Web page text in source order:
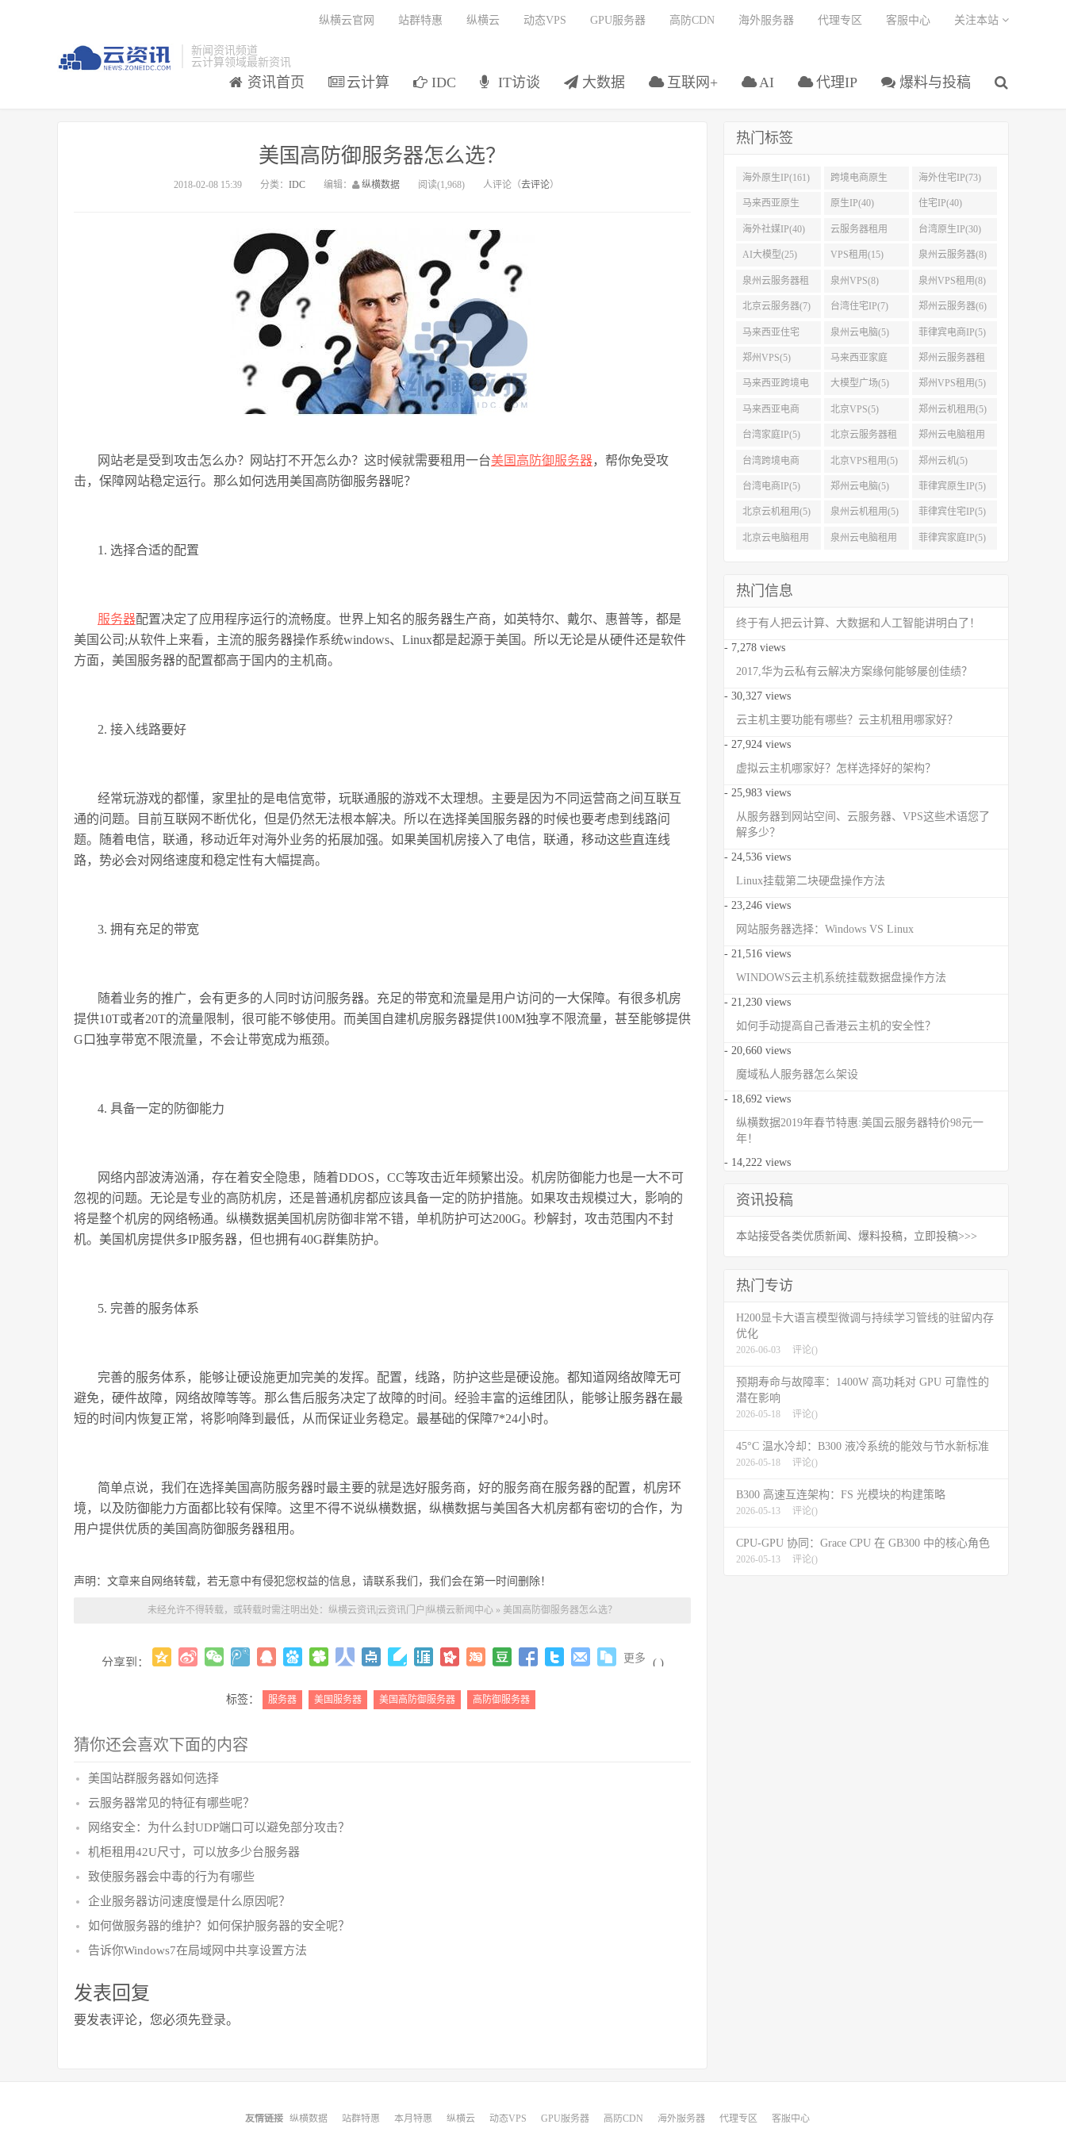
新闻资讯频道
云计算领域最新资讯
资讯首页 云计算 IDC IT访谈 大数据 互联网+ AI 代理IP 爆料与投稿
纵横云官网 站群特惠 纵横云 动态VPS GPU服务器 高防CDN 海外服务器 代理专区 客服中心 关注本站
美国高防御服务器怎么选？
2018-02-08 15:39 分类： IDC 编辑： 纵横数据 阅读(1,968) 人评论（去评论）
网站老是受到攻击怎么办？网站打不开怎么办？这时候就需要租用一台美国高防御服务器，帮你免受攻
击，保障网站稳定运行。那么如何选用美国高防御服务器呢？
1. 选择合适的配置
服务器配置决定了应用程序运行的流畅度。世界上知名的服务器生产商，如英特尔、戴尔、惠普等，都是
美国公司;从软件上来看，主流的服务器操作系统windows、Linux都是起源于美国。所以无论是从硬件还是软件
方面，美国服务器的配置都高于国内的主机商。
2. 接入线路要好
经常玩游戏的都懂，家里扯的是电信宽带，玩联通服的游戏不太理想。主要是因为不同运营商之间互联互
通的问题。目前互联网不断优化，但是仍然无法根本解决。所以在选择美国服务器的时候也要考虑到线路问
题。随着电信，联通，移动近年对海外业务的拓展加强。如果美国机房接入了电信，联通，移动这些直连线
路，势必会对网络速度和稳定性有大幅提高。
3. 拥有充足的带宽
随着业务的推广，会有更多的人同时访问服务器。充足的带宽和流量是用户访问的一大保障。有很多机房
提供10T或者20T的流量限制，很可能不够使用。而美国自建机房服务器提供100M独享不限流量，甚至能够提供
G口独享带宽不限流量，不会让带宽成为瓶颈。
4. 具备一定的防御能力
网络内部波涛汹涌，存在着安全隐患，随着DDOS，CC等攻击近年频繁出没。机房防御能力也是一大不可
忽视的问题。无论是专业的高防机房，还是普通机房都应该具备一定的防护措施。如果攻击规模过大，影响的
将是整个机房的网络畅通。纵横数据美国机房防御非常不错，单机防护可达200G。秒解封，攻击范围内不封
机。美国机房提供多IP服务器，但也拥有40G群集防护。
5. 完善的服务体系
完善的服务体系，能够让硬设施更加完美的发挥。配置，线路，防护这些是硬设施。都知道网络故障无可
避免，硬件故障，网络故障等等。那么售后服务决定了故障的时间。经验丰富的运维团队，能够让服务器在最
短的时间内恢复正常，将影响降到最低，从而保证业务稳定。最基础的保障7*24小时。
简单点说，我们在选择美国高防服务器时最主要的就是选好服务商，好的服务商在服务器的配置，机房环
境，以及防御能力方面都比较有保障。这里不得不说纵横数据，纵横数据与美国各大机房都有密切的合作，为
用户提供优质的美国高防御服务器租用。
声明：文章来自网络转载，若无意中有侵犯您权益的信息，请联系我们，我们会在第一时间删除！
未经允许不得转载，或转载时需注明出处： 纵横云资讯|云资讯门户|纵横云新闻中心 » 美国高防御服务器怎么选？
分享到： 更多 ( )
标签： 服务器 美国服务器 美国高防御服务器 高防御服务器
猜你还会喜欢下面的内容
美国站群服务器如何选择
云服务器常见的特征有哪些呢？
网络安全：为什么封UDP端口可以避免部分攻击？
机柜租用42U尺寸，可以放多少台服务器
致使服务器会中毒的行为有哪些
企业服务器访问速度慢是什么原因呢？
如何做服务器的维护？如何保护服务器的安全呢？
告诉你Windows7在局域网中共享设置方法
发表回复
要发表评论，您必须先登录。
热门标签
海外原生IP(161) 跨境电商原生
IP(108)
海外住宅IP(73)
马来西亚原生
IP(45)
原生IP(40) 住宅IP(40)
海外社媒IP(40) 云服务器租用
(37)
台湾原生IP(30)
AI大模型(25) VPS租用(15) 泉州云服务器(8)
泉州云服务器租
用(8)
泉州VPS(8) 泉州VPS租用(8)
北京云服务器(7) 台湾住宅IP(7) 郑州云服务器(6)
马来西亚住宅
IP(5)
泉州云电脑(5) 菲律宾电商IP(5)
郑州VPS(5) 马来西亚家庭
IP(5)
郑州云服务器租
用(5)
马来西亚跨境电
商IP(5)
大模型广场(5) 郑州VPS租用(5)
马来西亚电商
IP(5)
北京VPS(5) 郑州云机租用(5)
台湾家庭IP(5) 北京云服务器租
用(5)
郑州云电脑租用
(5)
台湾跨境电商
IP(5)
北京VPS租用(5) 郑州云机(5)
台湾电商IP(5) 郑州云电脑(5) 菲律宾原生IP(5)
北京云机租用(5) 泉州云机租用(5) 菲律宾住宅IP(5)
北京云电脑租用 泉州云电脑租用 菲律宾家庭IP(5)
热门信息
终于有人把云计算、大数据和人工智能讲明白了！
- 7,278 views
2017,华为云私有云解决方案缘何能够屡创佳绩？
- 30,327 views
云主机主要功能有哪些？云主机租用哪家好？
- 27,924 views
虚拟云主机哪家好？怎样选择好的架构？
- 25,983 views
从服务器到网站空间、云服务器、VPS这些术语您了
解多少？
- 24,536 views
Linux挂载第二块硬盘操作方法
- 23,246 views
网站服务器选择：Windows VS Linux
- 21,516 views
WINDOWS云主机系统挂载数据盘操作方法
- 21,230 views
如何手动提高自己香港云主机的安全性？
- 20,660 views
魔域私人服务器怎么架设
- 18,692 views
纵横数据2019年春节特惠:美国云服务器特价98元一
年！
- 14,222 views
资讯投稿
本站接受各类优质新闻、爆料投稿，立即投稿>>>
热门专访
H200显卡大语言模型微调与持续学习管线的驻留内存
优化
2026-06-03 评论()
预期寿命与故障率：1400W 高功耗对 GPU 可靠性的
潜在影响
2026-05-18 评论()
45°C 温水冷却：B300 液冷系统的能效与节水新标准
2026-05-18 评论()
B300 高速互连架构：FS 光模块的构建策略
2026-05-13 评论()
CPU-GPU 协同：Grace CPU 在 GB300 中的核心角色
2026-05-13 评论()
友情链接 纵横数据 站群特惠 本月特惠 纵横云 动态VPS GPU服务器 高防CDN 海外服务器 代理专区 客服中心